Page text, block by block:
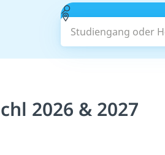
Studiengang oder
2026 & 2027